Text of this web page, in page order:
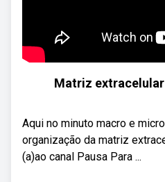
Matriz
Aqui no minuto macro e
organização da matriz
(a)ao canal Pausa Para ...